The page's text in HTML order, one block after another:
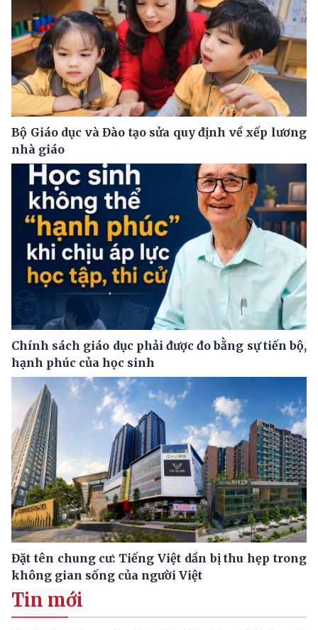
Bộ Giáo dục và Đào tạo sửa quy định về xếp lương
nhà giáo
Chính sách giáo dục phải được đo bằng sự tiến bộ,
hạnh phúc của học sinh
Đặt tên chung cư: Tiếng Việt dần bị thu hẹp trong
không gian sống của người Việt
Tin mới